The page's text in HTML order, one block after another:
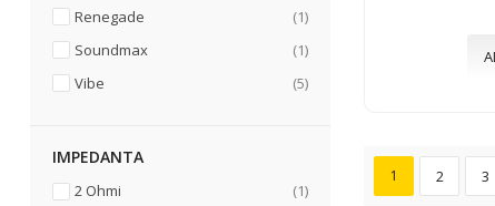
1 2 3
Renegade
1articol
Soundmax
1articol
Vibe
5articole
IMPEDANTA
2 Ohmi 1articol